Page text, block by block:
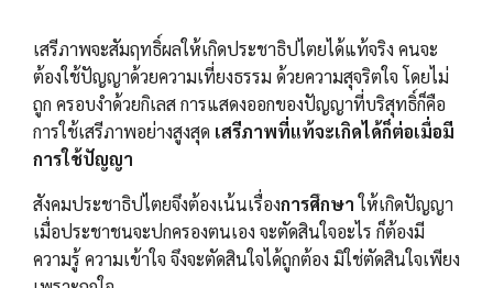
เสรีภาพจะสัมฤทธิ์ผลให้เกิดประชาธิปไตยได้แท้จริง คนจะ
ต้องใช้ปัญญาด้วยความเที่ยงธรรม ด้วยความสุจริตใจ โดยไม่
ถูก ครอบงำด้วยกิเลส การแสดงออกของปัญญาที่บริสุทธิ์ก็คือ
การใช้เสรีภาพอย่างสูงสุด เสรีภาพที่แท้จะเกิดได้ก็ต่อเมื่อมี
การใช้ปัญญา
สังคมประชาธิปไตยจึงต้องเน้นเรื่องการศึกษาให้เกิดปัญญา
เมื่อประชาชนจะปกครองตนเอง จะตัดสินใจอะไร ก็ต้องมี
ความรู้ ความเข้าใจ จึงจะตัดสินใจได้ถูกต้อง มิใช่ตัดสินใจเพียง